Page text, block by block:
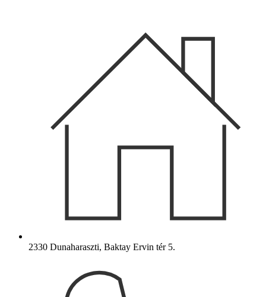
2330 Dunaharaszti, Baktay Ervin tér 5.